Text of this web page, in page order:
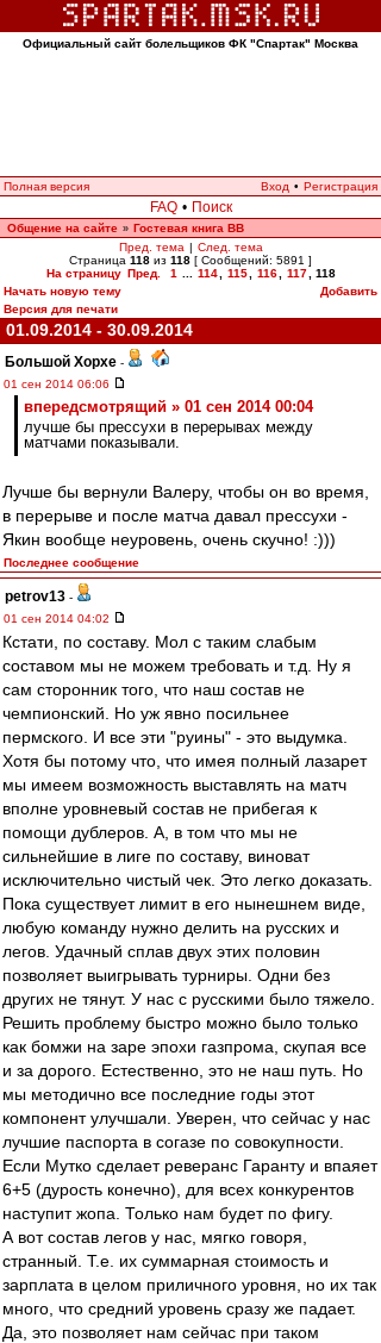
Официальный сайт болельщиков ФК "Спартак" Москва
Полная версия Вход • Регистрация
FAQ • Поиск
Общение на сайте » Гостевая книга ВВ
Пред. тема | След. тема
Страница 118 из 118 [ Сообщений: 5891 ]
На страницу Пред. 1 114 115 116 117
118
Начать новую тему
Добавить
Версия для печати
01.09.2014 - 30.09.2014
Большой Хорхе -
01 сен 2014 06:06
впередсмотрящий » 01 сен 2014 00:04
лучше бы прессухи в перерывах между
матчами показывали.
Лучше бы вернули Валеру, чтобы он во время,
в перерыве и после матча давал прессухи -
Якин вообще неуровень, очень скучно! :)))
Последнее сообщение
petrov13 -
01 сен 2014 04:02
Кстати, по составу. Мол с таким слабым
составом мы не можем требовать и т.д. Ну я
сам сторонник того, что наш состав не
чемпионский. Но уж явно посильнее
пермского. И все эти "руины" - это выдумка.
Хотя бы потому что, что имея полный лазарет
мы имеем возможность выставлять на матч
вполне уровневый состав не прибегая к
помощи дублеров. А, в том что мы не
сильнейшие в лиге по составу, виноват
исключительно чистый чек. Это легко доказать.
Пока существует лимит в его нынешнем виде,
любую команду нужно делить на русских и
легов. Удачный сплав двух этих половин
позволяет выигрывать турниры. Одни без
других не тянут. У нас с русскими было тяжело.
Решить проблему быстро можно было только
как бомжи на заре эпохи газпрома, скупая все
и за дорого. Естественно, это не наш путь. Но
мы методично все последние годы этот
компонент улучшали. Уверен, что сейчас у нас
лучшие паспорта в согазе по совокупности.
Если Мутко сделает реверанс Гаранту и впаяет
6+5 (дурость конечно), для всех конкурентов
наступит жопа. Только нам будет по фигу.
А вот состав легов у нас, мягко говоря,
странный. Т.е. их суммарная стоимость и
зарплата в целом приличного уровня, но их так
много, что средний уровень сразу же падает.
Да, это позволяет нам сейчас при таком